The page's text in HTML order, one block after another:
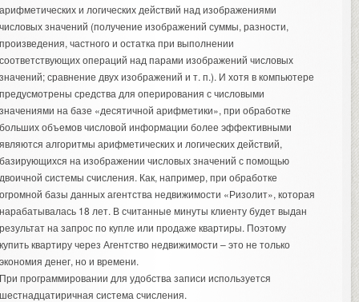
и логических действий над изображениями
значений (получение изображений суммы, разности,
частного и остатка при выполнении
операций над парами изображений числовых
сравнение двух изображений и т. п.). И хотя в компьютере
средства для оперирования с числовыми
на базе «десятичной арифметики», при обработке
объемов числовой информации более эффективными
алгоритмы арифметических и логических действий,
на изображении числовых значений с помощью
системы счисления. Как, например, при обработке
базы данных агентства недвижимости «Ризолит», которая
18 лет. В считанные минуты клиенту будет выдан
на запрос по купле или продаже квартиры. Поэтому
квартиру через Агентство недвижимости – это не только
денег, но и времени.
программировании для удобства записи используется
система счисления.